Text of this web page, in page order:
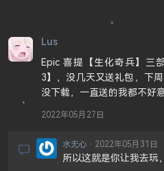
Lus
Epic 喜提【生化奇兵】三
3】，没几天又送礼包，下
没下载，一直送的我都不好
2022年05月27日
水无心 2022年05月31日
所以这就是你让我去玩